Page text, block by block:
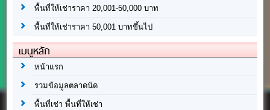
พื้นที่ให้เช่าราคา 20,001-50,000 บาท
พื้นที่ให้เช่าราคา 50,001 บาทขึ้นไป
เมนูหลัก
หน้าแรก
รวมข้อมูลตลาดนัด
พื้นที่เช่า พื้นที่ให้เช่า